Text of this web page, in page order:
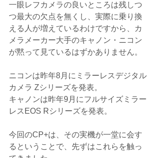
一眼レフカメラの良いところは残しつ
つ最大の欠点を無くし、実際に乗り換
える人が増えているわけですから、カ
メラメーカー大手のキャノン・ニコン
が黙って見ているはずかありません。
ニコンは昨年8月にミラーレスデジタル
カメラ Zシリーズを発表。
キャノンは昨年9月にフルサイズミラー
レスEOS Rシリーズを発表。
今回のCP+は、その実機が一堂に会す
るということで、先ずはこれらを触っ